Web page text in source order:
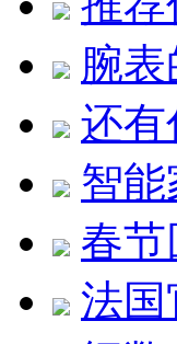
腕
还有
智
春
法国